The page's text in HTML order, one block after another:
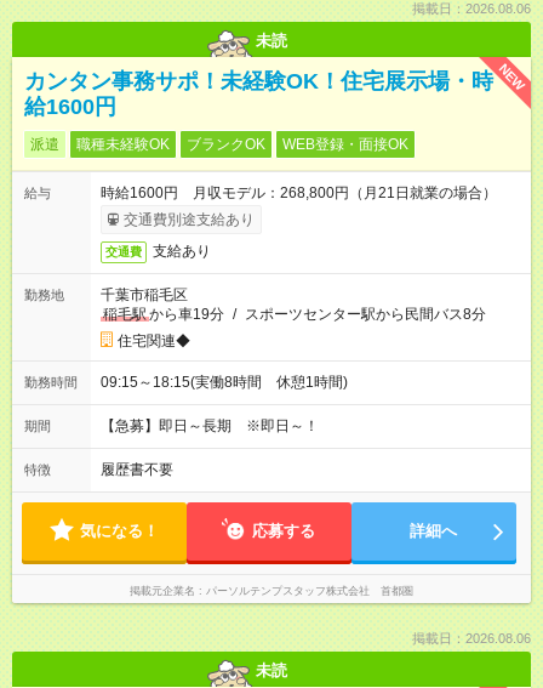
掲載日：2026.08.06
未読
NEW
カンタン事務サポ！未経験OK！住宅展示場・時
給1600円
派遣 職種未経験OK ブランクOK WEB登録・面接OK
給与
時給1600円 月収モデル：268,800円（月21日就業の場合）
交通費別途支給あり
交通費 支給あり
勤務地
千葉市稲毛区
稲毛駅から車19分 / スポーツセンター駅から民間バス8分
住宅関連◆
勤務時間 09:15～18:15(実働8時間 休憩1時間)
期間 【急募】即日～長期 ※即日～！
特徴 履歴書不要
気になる！ 応募する 詳細へ
掲載元企業名 パーソルテンプスタッフ株式会社 首都圏
掲載日：2026.08.06
未読